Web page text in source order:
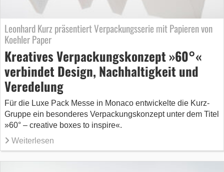
Leonhard Kurz präsentiert Verpackungsserie mit Papieren von
Koehler Paper
Kreatives Verpackungskonzept »60°«
verbindet Design, Nachhaltigkeit und
Veredelung
Für die Luxe Pack Messe in Monaco entwickelte die Kurz-
Gruppe ein besonderes Verpackungskonzept unter dem Titel
»60° – creative boxes to inspire«.
Weiterlesen